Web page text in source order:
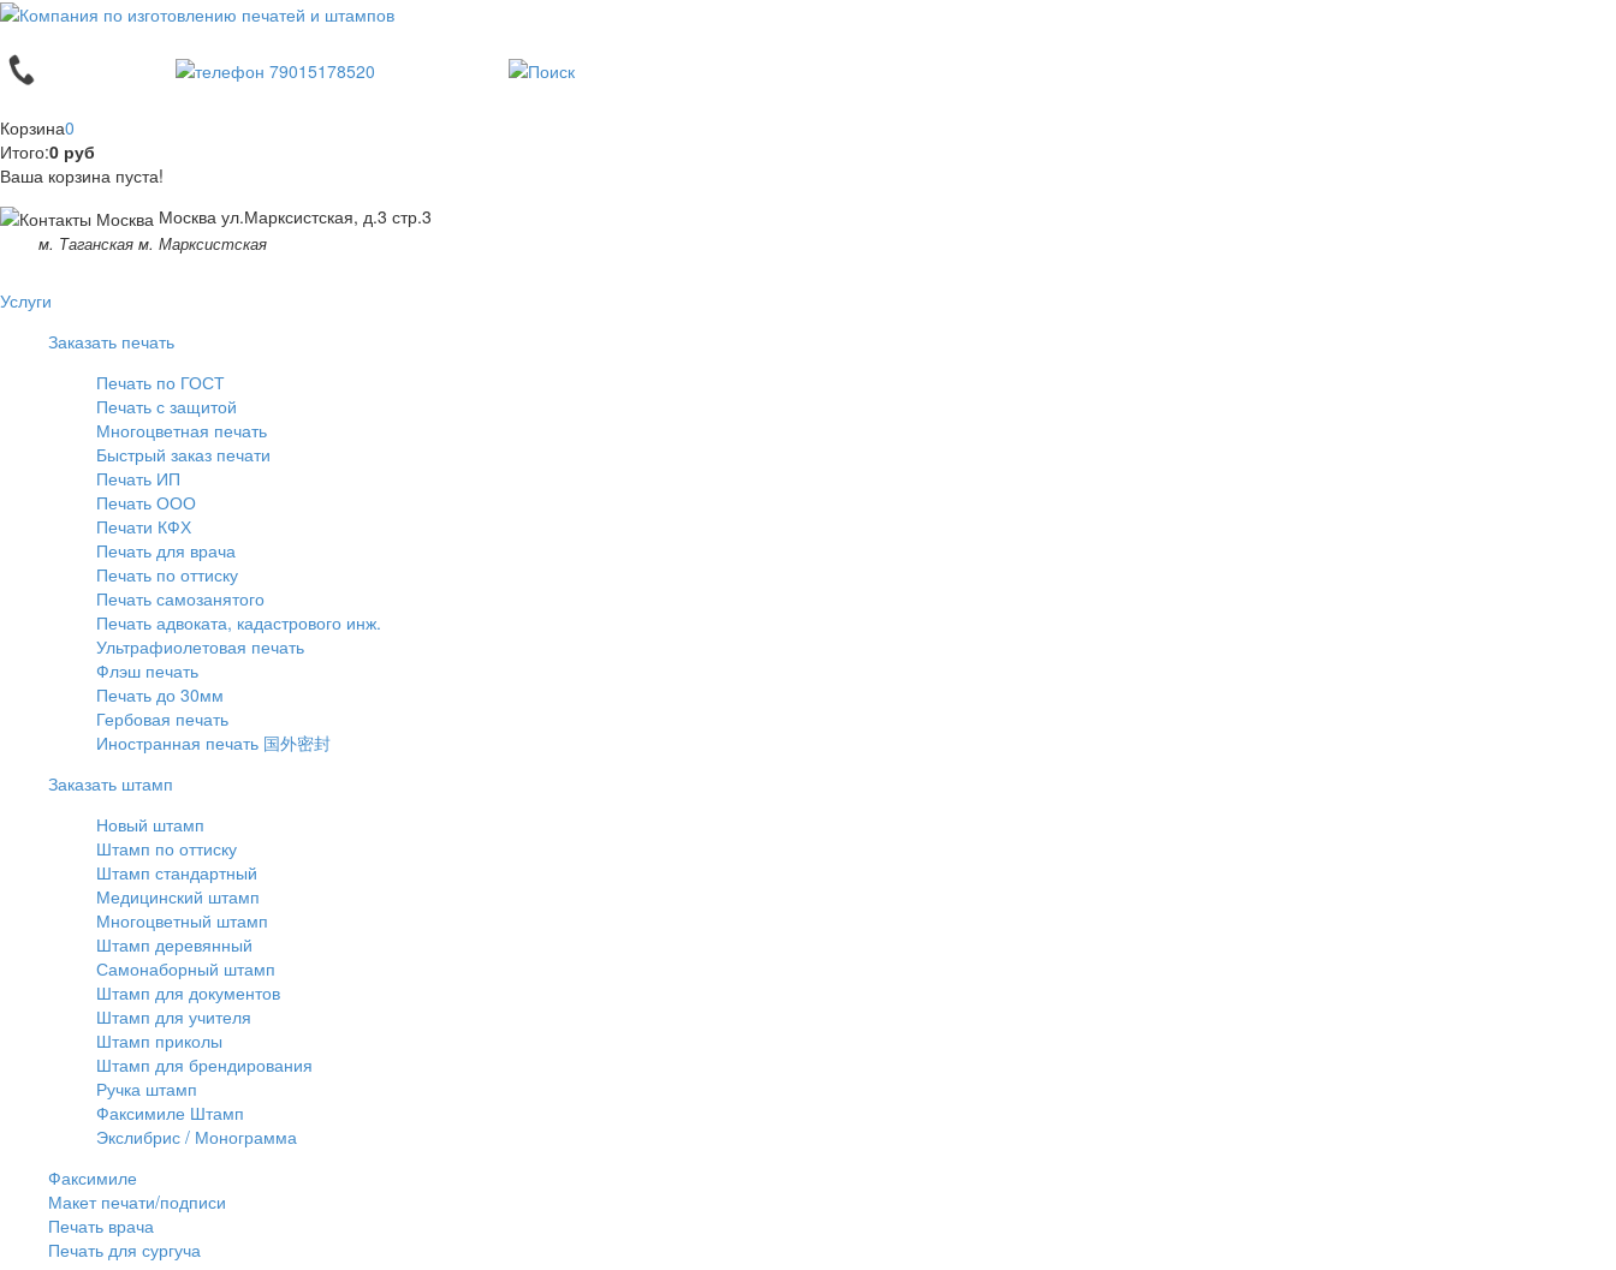
Корзина0
Итого:0 руб
Ваша корзина пуста!
Москва ул.Марксистская, д.3 стр.3
м. Таганская м. Марксистская
Услуги
Заказать печать
Печать по ГОСТ
Печать с защитой
Многоцветная печать
Быстрый заказ печати
Печать ИП
Печать ООО
Печати КФХ
Печать для врача
Печать по оттиску
Печать самозанятого
Печать адвоката, кадастрового инж.
Ультрафиолетовая печать
Флэш печать
Печать до 30мм
Гербовая печать
Иностранная печать 国外密封
Заказать штамп
Новый штамп
Штамп по оттиску
Штамп стандартный
Медицинский штамп
Многоцветный штамп
Штамп деревянный
Самонаборный штамп
Штамп для документов
Штамп для учителя
Штамп приколы
Штамп для брендирования
Ручка штамп
Факсимиле Штамп
Экслибрис / Монограмма
Факсимиле
Макет печати/подписи
Печать врача
Печать для сургуча